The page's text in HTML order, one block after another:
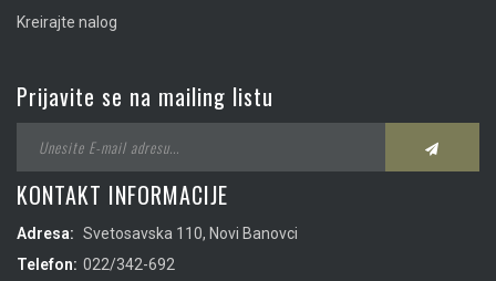
Kreirajte nalog
Prijavite se na mailing listu
KONTAKT INFORMACIJE
Adresa: Svetosavska 110, Novi Banovci
Telefon: 022/342-692